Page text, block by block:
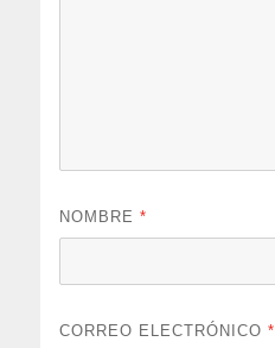
NOMBRE*
CORREO ELECTRÓNICO*